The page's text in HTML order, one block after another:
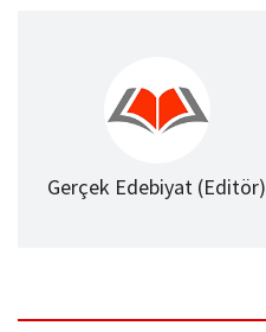
Gerçek Edebiyat (Editör)